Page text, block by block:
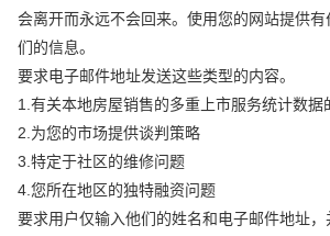
会离开而永远不会回来。使用您的网站提供
们的信息。
要求电子邮件地址发送这些类型的内容。
1.有关本地房屋销售的多重上市服务统计数据
2.为您的市场提供谈判策略
3.特定于社区的维修问题
4.您所在地区的独特融资问题
要求用户仅输入他们的姓名和电子邮件地址